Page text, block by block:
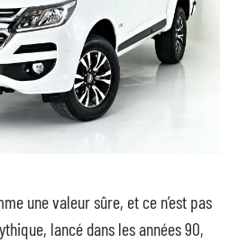
une valeur sûre, et ce n’est pas
lancé dans les années 90,